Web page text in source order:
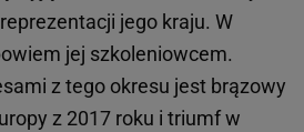
jego kraju. W
jej szkoleniowcem.
z tego okresu jest brązowy
z 2017 roku i triumf w